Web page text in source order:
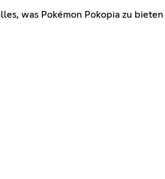
was Pokémon Pokopia zu bieten